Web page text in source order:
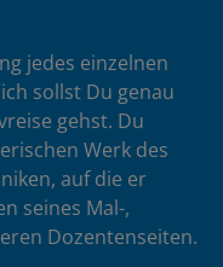
jedes einzelnen
sollst Du genau
gehst. Du
Werk des
auf die er
seines Mal-,
Dozentenseiten.